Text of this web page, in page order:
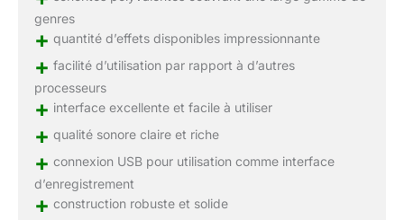
genres
+ quantité d’effets disponibles impressionnante
+ facilité d’utilisation par rapport à d’autres
processeurs
+ interface excellente et facile à utiliser
+ qualité sonore claire et riche
+ connexion USB pour utilisation comme interface
d’enregistrement
+ construction robuste et solide